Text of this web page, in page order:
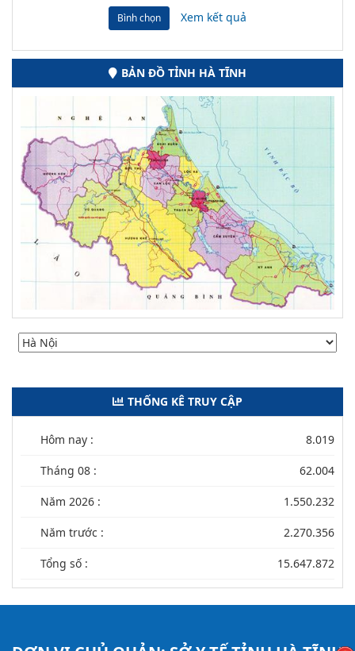
Bình chọn Xem kết quả
BẢN ĐỒ TỈNH HÀ TĨNH
THỐNG KÊ TRUY CẬP
Hôm nay : 8.019
Tháng 08 : 62.004
Năm 2026 : 1.550.232
Năm trước : 2.270.356
Tổng số : 15.647.872